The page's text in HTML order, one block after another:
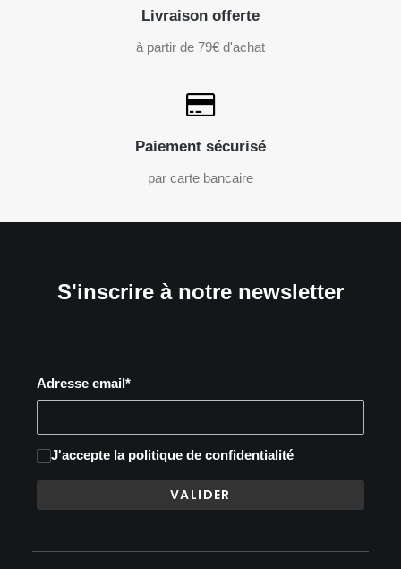
Livraison offerte
à partir de 79€ d'achat
Paiement sécurisé
par carte bancaire
S'inscrire à notre newsletter
Adresse email*
J'accepte la politique de confidentialité